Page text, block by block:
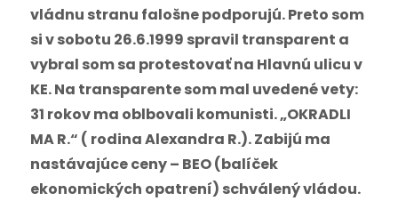
vládnu stranu falošne podporujú. Preto som
si v sobotu 26.6.1999 spravil transparent a
vybral som sa protestovať na Hlavnú ulicu v
KE. Na transparente som mal uvedené vety:
31 rokov ma oblbovali komunisti. „OKRADLI
MA R.“ ( rodina Alexandra R.). Zabijú ma
nastávajúce ceny – BEO (balíček
ekonomických opatrení) schválený vládou.